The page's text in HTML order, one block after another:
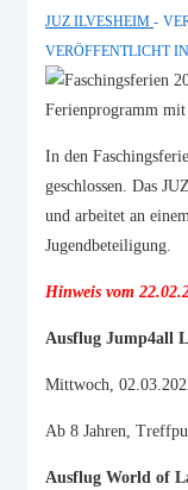
JUZ ILVESHEIM
VERÖFFENTLICHT IN
In den
geschlossen. Das
und arbeitet an
Jugendbeteiligung.
Hinweis vom
Ausflug Jump4all
Mittwoch,
Ab 8 Jahren,
Ausflug World of